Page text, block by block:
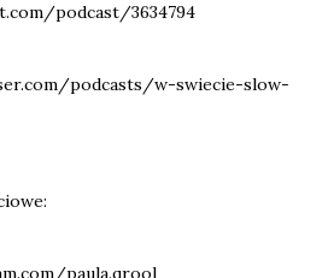
podcast/3634794
podcasts/w-swiecie-slow-
paula.qrool